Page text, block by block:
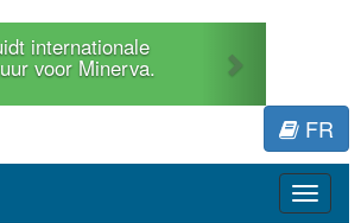
internationale
voor Minerva.
FR
Toggle